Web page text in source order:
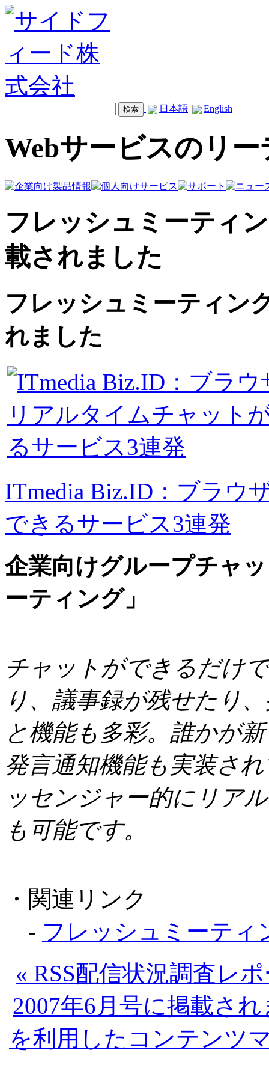
日本語 English
Webサービスのリ
フレッシュミーティ
載されました
フレッシュミーティン
れました
ITmedia Biz.ID：ブラウ
できるサービス3連発
企業向けグループチャ
ーティング」
チャットができるだけ
り、議事録が残せたり
と機能も多彩。誰かが
発言通知機能も実装さ
ッセンジャー的にリア
も可能です。
・関連リンク
- フレッシュミーティ
« RSS配信状況調査レ
2007年6月号に掲載さ
を利用したコンテンツ